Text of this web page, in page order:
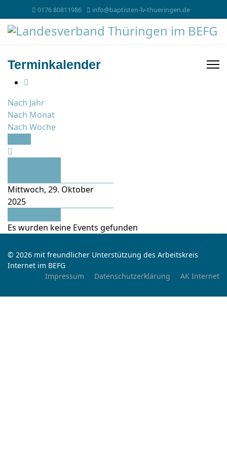
0176 80811986 info@baptisten-lv-thueringen.de
Terminkalender
Nach Jahr
Nach Monat
Nach Woche
Mittwoch, 29. Oktober
2025
Es wurden keine Events gefunden
© 2026 mit freundlicher Unterstützung des Arbeitskreis
Internet im BEFG
Impressum
Datenschutzerklärung AK Internet